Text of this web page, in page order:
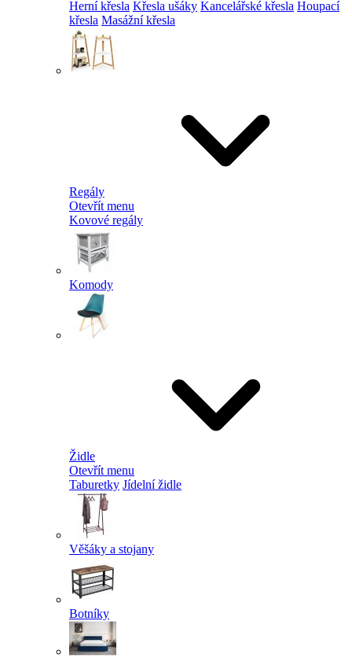
Herní křesla Křesla ušáky Kancelářské křesla Houpací
křesla Masážní křesla
Regály
Otevřít menu
Kovové regály
Komody
Židle
Otevřít menu
Taburetky Jídelní židle
Věšáky a stojany
Botníky